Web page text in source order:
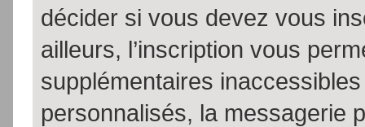
décider si vous devez vous
ailleurs, l’inscription vous
supplémentaires
personnalisés, la messagerie